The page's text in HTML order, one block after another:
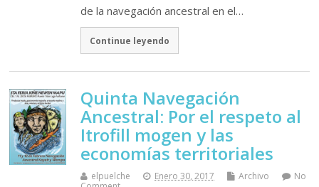
de la navegación ancestral en el…
Continue leyendo
Quinta Navegación
Ancestral: Por el respeto al
Itrofill mogen y las
economías territoriales
elpuelche Enero 30, 2017 Archivo
No